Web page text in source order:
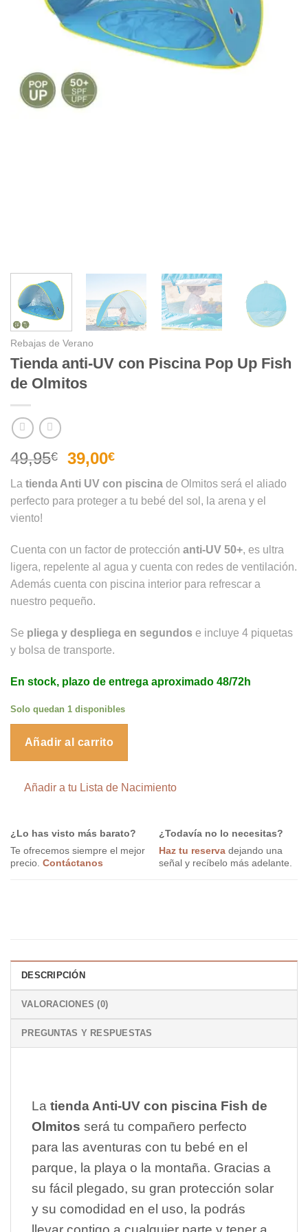
Rebajas de Verano
Tienda anti-UV con Piscina Pop Up Fish
de Olmitos
49,95€
El
original
era:
39,00€El
actual
es:
La tienda Anti UV con piscina de Olmitos será el aliado
perfecto para proteger a tu bebé del sol, la arena y el
viento!
Cuenta con un factor de protección anti-UV 50+, es ultra
ligera, repelente al agua y cuenta con redes de ventilación.
Además cuenta con piscina interior para refrescar a
nuestro pequeño.
Se pliega y despliega en segundos e incluye 4 piquetas
y bolsa de transporte.
En stock, plazo de entrega aproximado 48/72h
Solo quedan 1 disponibles
Añadir al carrito
Añadir a tu Lista de Nacimiento
¿Lo has visto más barato?
Te ofrecemos siempre el mejor
precio. Contáctanos
¿Todavía no lo necesitas?
Haz tu reserva dejando una
señal y recíbelo más adelante.
DESCRIPCIÓN
VALORACIONES (0)
PREGUNTAS Y RESPUESTAS
La tienda Anti-UV con piscina Fish de
Olmitos será tu compañero perfecto
para las aventuras con tu bebé en el
parque, la playa o la montaña. Gracias a
su fácil plegado, su gran protección solar
y su comodidad en el uso, la podrás